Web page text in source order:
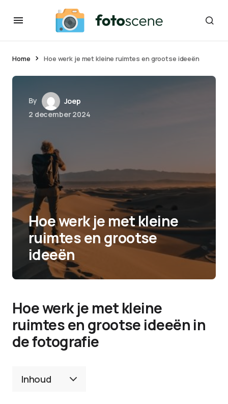
Home Hoe werk je met kleine ruimtes en grootse ideeën
By
Joep
2 december 2024
Hoe werk je met kleine
ruimtes en grootse
ideeën
Hoe werk je met kleine
ruimtes en grootse ideeën in
de fotografie
Inhoud